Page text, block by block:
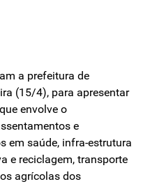
a prefeitura de
(15/4), para apresentar
envolve o
e
em saúde, infra-estrutura
e reciclagem, transporte
agrícolas dos